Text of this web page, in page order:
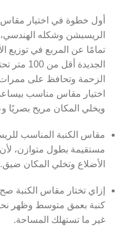
أول خطوة في اختيار
الريسبشن وشكله
تمامًا عن المربع في توزيع
الجديدة
الزحمة وتحافظ على
اختيار مقاس مناسب
ويخلي المكان مريح بصريًا
مقاس الكنبة المناسب
مستقيمة بطول متوازن،
الأضلاع وتخلي المكان ضيق.
إزاي تختار مقاس الكنبة
كنبة بعمق متوسط وظهر
غير ما تستهلك المساحة.